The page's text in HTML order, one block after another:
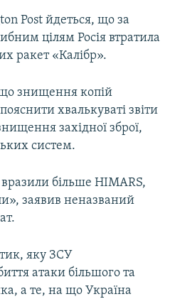
Post йдеться, що за
цілям Росія втратила
ракет «Калібр».
знищення копій
хвалькуваті звіти
західної зброї,
систем.
більше HIMARS,
заявив неназваний
яку ЗСУ
атаки більшого та
а те, на що Україна